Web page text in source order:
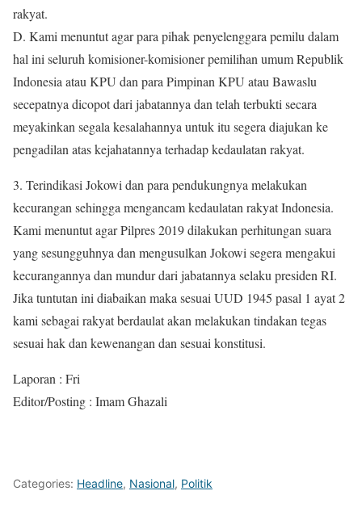
rakyat.
D. Kami menuntut agar para pihak penyelenggara pemilu dalam
hal ini seluruh komisioner-komisioner pemilihan umum Republik
Indonesia atau KPU dan para Pimpinan KPU atau Bawaslu
secepatnya dicopot dari jabatannya dan telah terbukti secara
meyakinkan segala kesalahannya untuk itu segera diajukan ke
pengadilan atas kejahatannya terhadap kedaulatan rakyat.
3. Terindikasi Jokowi dan para pendukungnya melakukan
kecurangan sehingga mengancam kedaulatan rakyat Indonesia.
Kami menuntut agar Pilpres 2019 dilakukan perhitungan suara
yang sesungguhnya dan mengusulkan Jokowi segera mengakui
kecurangannya dan mundur dari jabatannya selaku presiden RI.
Jika tuntutan ini diabaikan maka sesuai UUD 1945 pasal 1 ayat 2
kami sebagai rakyat berdaulat akan melakukan tindakan tegas
sesuai hak dan kewenangan dan sesuai konstitusi.
Laporan : Fri
Editor/Posting : Imam Ghazali
Categories: Headline, Nasional, Politik